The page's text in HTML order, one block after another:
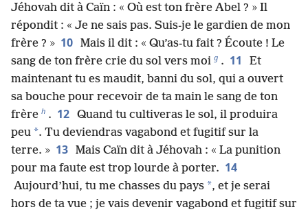
Jéhovah dit à Caïn : « Où est ton frère Abel ? » Il
répondit : « Je ne sais pas. Suis-je le gardien de mon
frère ? » 10 Mais il dit : « Qu’as-tu fait ? Écoute ! Le
sang de ton frère crie du sol vers moi g . 11
Et
maintenant tu es maudit, banni du sol, qui a ouvert
sa bouche pour recevoir de ta main le sang de ton
frère h . 12 Quand tu cultiveras le sol, il produira
peu *. Tu deviendras vagabond et fugitif sur la
terre. » 13 Mais Caïn dit à Jéhovah : « La punition
pour ma faute est trop lourde à porter. 14
Aujourd’hui, tu me chasses du pays *, et je serai
hors de ta vue ; je vais devenir vagabond et fugitif sur